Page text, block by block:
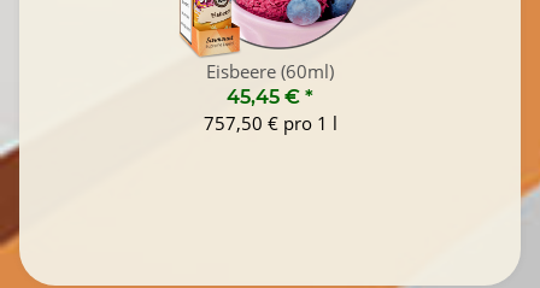
Eisbeere (60ml)
45,45 € *
757,50 € pro 1 l